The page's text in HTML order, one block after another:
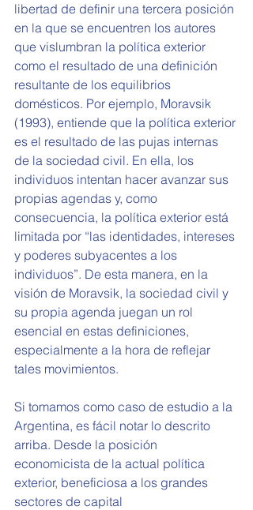
libertad de definir una tercera posición
en la que se encuentren los autores
que vislumbran la política exterior
como el resultado de una definición
resultante de los equilibrios
domésticos. Por ejemplo, Moravsik
(1993), entiende que la política exterior
es el resultado de las pujas internas
de la sociedad civil. En ella, los
individuos intentan hacer avanzar sus
propias agendas y, como
consecuencia, la política exterior está
limitada por “las identidades, intereses
y poderes subyacentes a los
individuos”. De esta manera, en la
visión de Moravsik, la sociedad civil y
su propia agenda juegan un rol
esencial en estas definiciones,
especialmente a la hora de reflejar
tales movimientos.
Si tomamos como caso de estudio a la
Argentina, es fácil notar lo descrito
arriba. Desde la posición
economicista de la actual política
exterior, beneficiosa a los grandes
sectores de capital